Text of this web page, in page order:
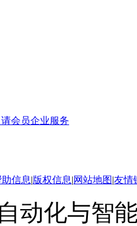
会员企业服务
信息|版权信息|网站地图|友情
动化与智